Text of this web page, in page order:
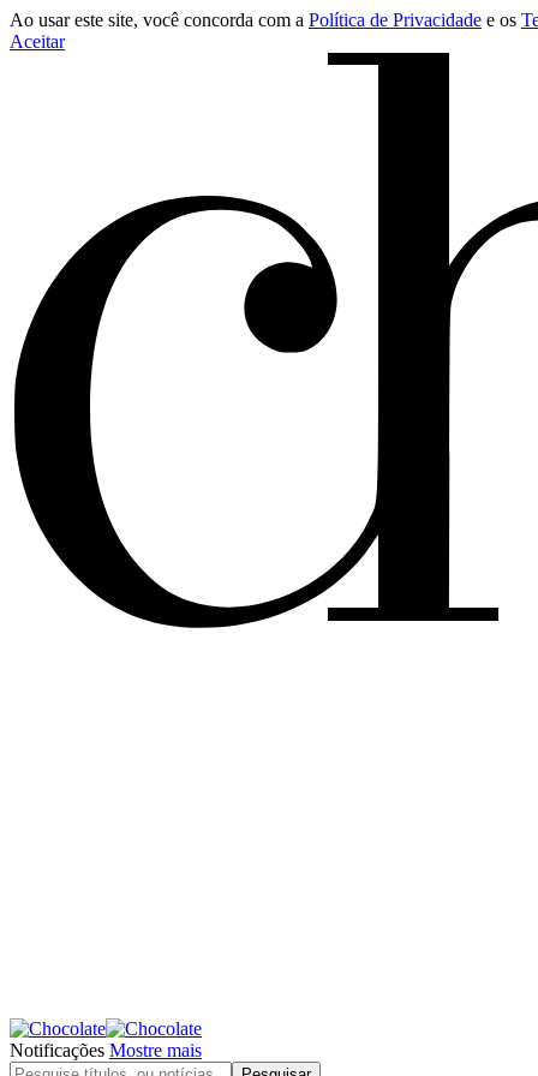
Ao usar este site, você concorda com a Política de Privacidade e os
Aceitar
Notificações Mostre mais